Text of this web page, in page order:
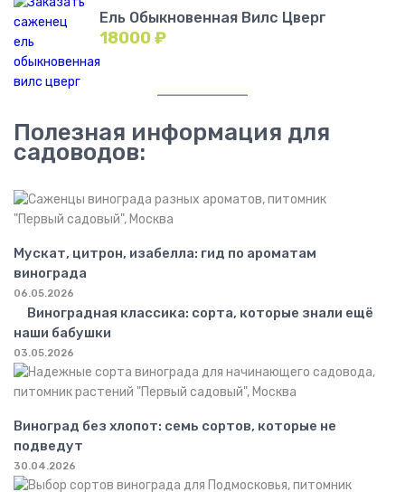
Ель Обыкновенная Вилс Цверг
18000₽
Полезная информация для
садоводов:
Мускат, цитрон, изабелла: гид по ароматам
винограда
06.05.2026
Виноградная классика: сорта, которые знали ещё
наши бабушки
03.05.2026
Виноград без хлопот: семь сортов, которые не
подведут
30.04.2026